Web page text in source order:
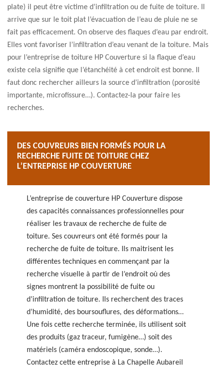
plate) il peut être victime d’infiltration ou de fuite de toiture. Il
arrive que sur le toit plat l’évacuation de l’eau de pluie ne se
fait pas efficacement. On observe des flaques d’eau par endroit.
Elles vont favoriser l’infiltration d’eau venant de la toiture. Mais
pour l’entreprise de toiture HP Couverture si la flaque d’eau
existe cela signifie que l’étanchéité à cet endroit est bonne. Il
faut donc rechercher ailleurs la source d’infiltration (porosité
importante, microfissure…). Contactez-la pour faire les
recherches.
DES COUVREURS BIEN FORMÉS POUR LA
RECHERCHE FUITE DE TOITURE CHEZ
L’ENTREPRISE HP COUVERTURE
L’entreprise de couverture HP Couverture dispose
des capacités connaissances professionnelles pour
réaliser les travaux de recherche de fuite de
toiture. Ses couvreurs ont été formés pour la
recherche de fuite de toiture. Ils maitrisent les
différentes techniques en commençant par la
recherche visuelle à partir de l’endroit où des
signes montrent la possibilité de fuite ou
d’infiltration de toiture. Ils recherchent des traces
d’humidité, des boursouflures, des déformations…
Une fois cette recherche terminée, ils utilisent soit
des produits (gaz traceur, fumigène…) soit des
matériels (caméra endoscopique, sonde…).
Contactez cette entreprise à La Chapelle Aubareil